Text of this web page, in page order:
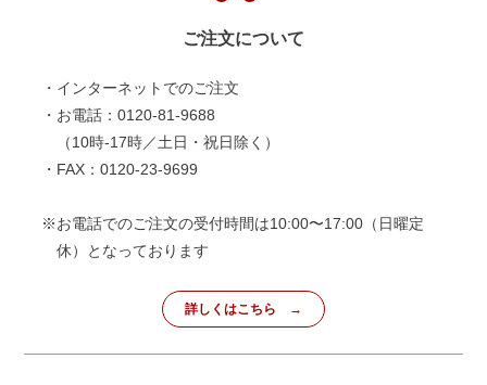
ご注文について
・インターネットでのご注文
・お電話：0120-81-9688
（10時-17時／土日・祝日除く）
・FAX：0120-23-9699
※お電話でのご注文の受付時間は10:00〜17:00（日曜定
休）となっております
詳しくはこちら